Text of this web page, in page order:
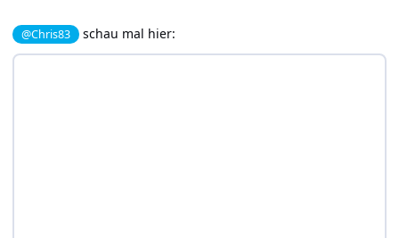
@Chris83 schau mal hier: